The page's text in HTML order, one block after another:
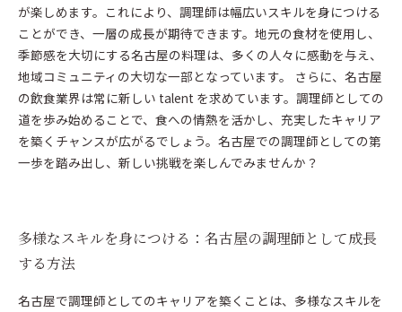
が楽しめます。これにより、調理師は幅広いスキルを身につける
ことができ、一層の成長が期待できます。地元の食材を使用し、
季節感を大切にする名古屋の料理は、多くの人々に感動を与え、
地域コミュニティの大切な一部となっています。 さらに、名古屋
の飲食業界は常に新しい talent を求めています。調理師としての
道を歩み始めることで、食への情熱を活かし、充実したキャリア
を築くチャンスが広がるでしょう。名古屋での調理師としての第
一歩を踏み出し、新しい挑戦を楽しんでみませんか？
多様なスキルを身につける：名古屋の調理師として成長
する方法
名古屋で調理師としてのキャリアを築くことは、多様なスキルを